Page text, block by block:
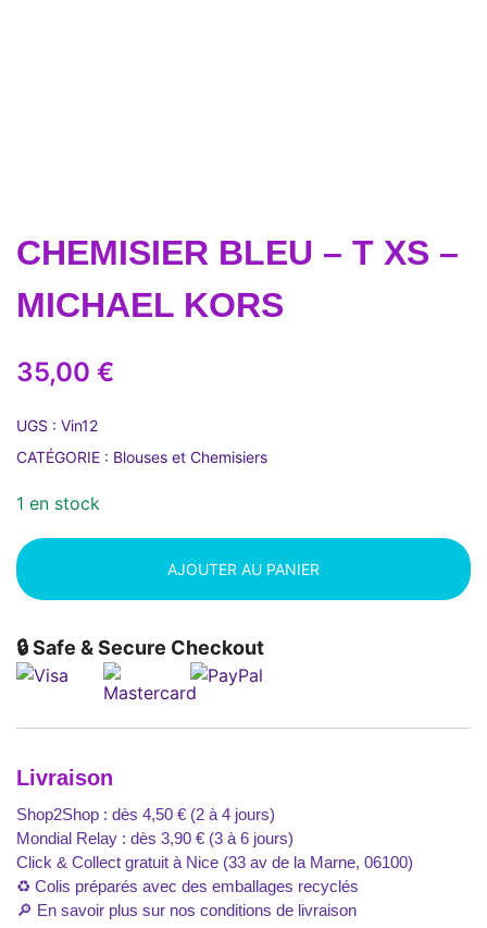
CHEMISIER BLEU – T XS –
MICHAEL KORS
35,00 €
UGS : Vin12
CATÉGORIE : Blouses et Chemisiers
1 en stock
AJOUTER AU PANIER
🔒 Safe & Secure Checkout
Livraison
Shop2Shop : dès 4,50 € (2 à 4 jours)
Mondial Relay : dès 3,90 € (3 à 6 jours)
Click & Collect gratuit à Nice (33 av de la Marne, 06100)
♻️ Colis préparés avec des emballages recyclés
🔎 En savoir plus sur nos conditions de livraison